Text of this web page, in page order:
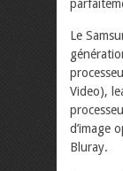
Le
Video),
d’image
Bluray.